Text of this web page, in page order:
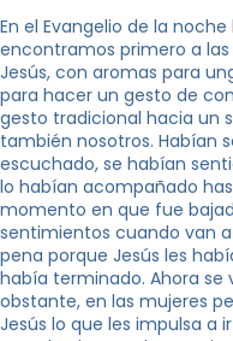
En el Evangelio de la
encontramos primero a
Jesús, con aromas para
para hacer un gesto de
gesto tradicional hacia un
también nosotros. Habían
escuchado, se habían
lo habían acompañado
momento en que fue
sentimientos cuando van
pena porque Jesús les
había terminado. Ahora se
obstante, en las mujeres
Jesús lo que les impulsa a